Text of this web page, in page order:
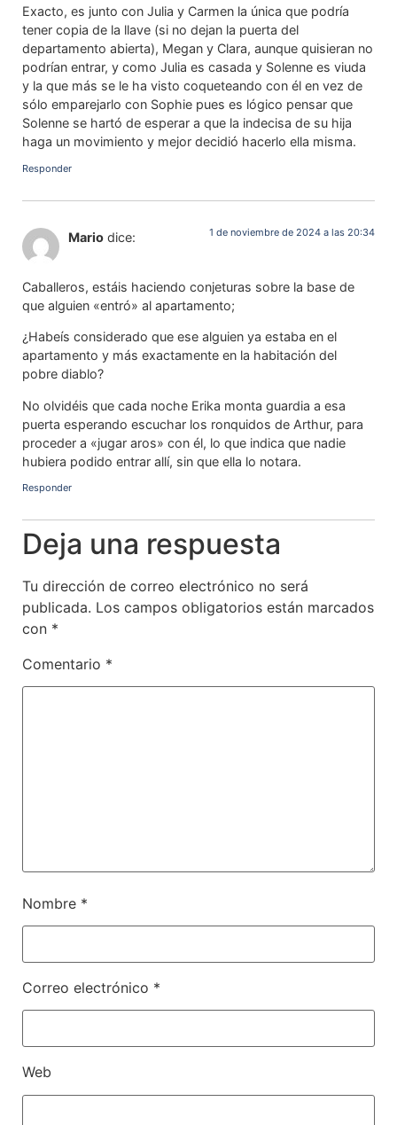
Exacto, es junto con Julia y Carmen la única que podría
tener copia de la llave (si no dejan la puerta del
departamento abierta), Megan y Clara, aunque quisieran no
podrían entrar, y como Julia es casada y Solenne es viuda
y la que más se le ha visto coqueteando con él en vez de
sólo emparejarlo con Sophie pues es lógico pensar que
Solenne se hartó de esperar a que la indecisa de su hija
haga un movimiento y mejor decidió hacerlo ella misma.
Responder
Mario dice: 1 de noviembre de 2024 a las 20:34
Caballeros, estáis haciendo conjeturas sobre la base de
que alguien «entró» al apartamento;
¿Habeís considerado que ese alguien ya estaba en el
apartamento y más exactamente en la habitación del
pobre diablo?
No olvidéis que cada noche Erika monta guardia a esa
puerta esperando escuchar los ronquidos de Arthur, para
proceder a «jugar aros» con él, lo que indica que nadie
hubiera podido entrar allí, sin que ella lo notara.
Responder
Deja una respuesta
Tu dirección de correo electrónico no será
publicada. Los campos obligatorios están marcados
con *
Comentario *
Nombre *
Correo electrónico *
Web